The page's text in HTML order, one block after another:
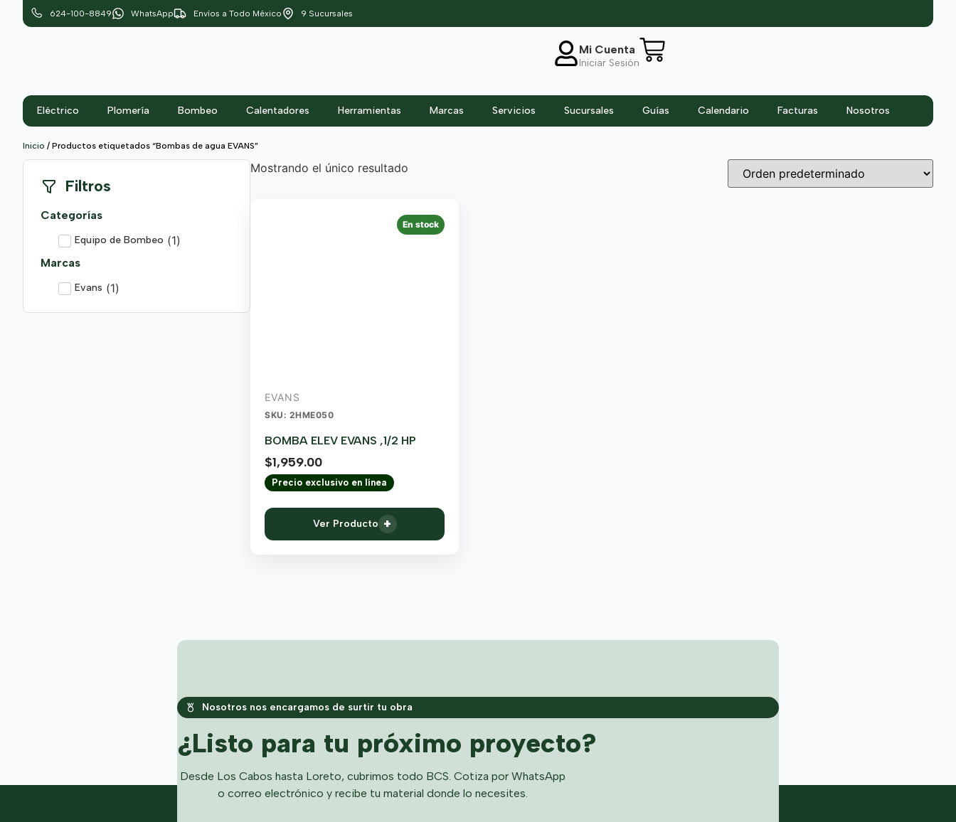
624-100-8849 WhatsApp Envíos a Todo México 9 Sucursales
Mi Cuenta
Iniciar Sesión
Eléctrico Plomería Bombeo Calentadores Herramientas Marcas Servicios Sucursales Guías Calendario Facturas Nosotros
Inicio / Productos etiquetados “Bombas de agua EVANS”
Filtros
Categorías
Equipo de Bombeo (1)
Marcas
Evans (1)
Mostrando el único resultado
En stock
EVANS
SKU: 2HME050
BOMBA ELEV EVANS ,1/2 HP
$1,959.00
Precio exclusivo en línea
Ver Producto +
Nosotros nos encargamos de surtir tu obra
¿Listo para tu próximo proyecto?
Desde Los Cabos hasta Loreto, cubrimos todo BCS. Cotiza por WhatsApp
o correo electrónico y recibe tu material donde lo necesites.